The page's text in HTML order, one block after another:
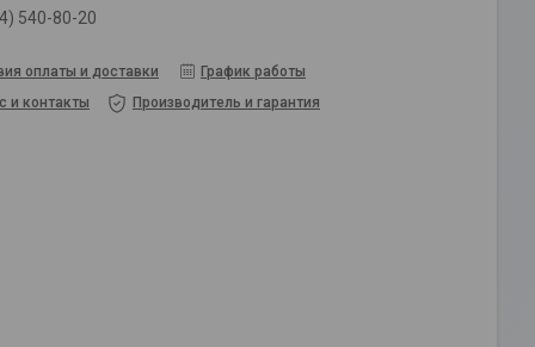
540-80-20
оплаты и доставки
График работы
и контакты
Производитель и гарантия